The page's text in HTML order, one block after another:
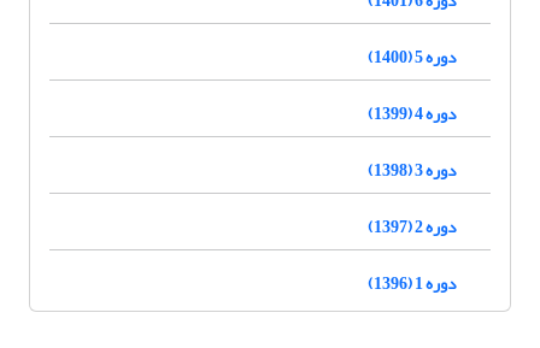
دوره 5 (1400)
دوره 4 (1399)
دوره 3 (1398)
دوره 2 (1397)
دوره 1 (1396)